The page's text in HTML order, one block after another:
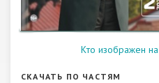
Кто изображен
СКАЧАТЬ ПО ЧАСТЯМ